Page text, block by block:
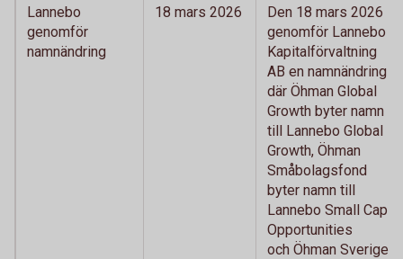
Lannebo
genomför
namnändring
18 mars 2026
Den 18 mars 2026
genomför Lannebo
Kapitalförvaltning
AB en namnändring
där Öhman Global
Growth byter namn
till Lannebo Global
Growth, Öhman
Småbolagsfond
byter namn till
Lannebo Small Cap
Opportunities
och Öhman Sverige